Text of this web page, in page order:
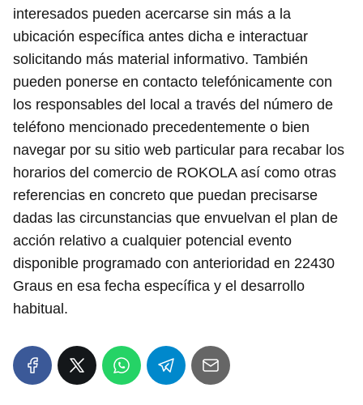
interesados pueden acercarse sin más a la
ubicación específica antes dicha e interactuar
solicitando más material informativo. También
pueden ponerse en contacto telefónicamente con
los responsables del local a través del número de
teléfono mencionado precedentemente o bien
navegar por su sitio web particular para recabar los
horarios del comercio de ROKOLA así como otras
referencias en concreto que puedan precisarse
dadas las circunstancias que envuelvan el plan de
acción relativo a cualquier potencial evento
disponible programado con anterioridad en 22430
Graus en esa fecha específica y el desarrollo
habitual.